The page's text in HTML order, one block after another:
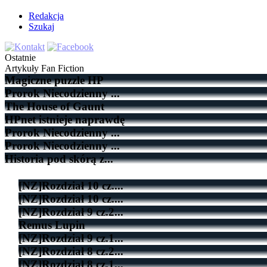
Redakcja
Szukaj
Ostatnie
Artykuły Fan Fiction
Magiczne puzzle HP
Prorok Niecodzienny ...
The House of Gaunt
HPnet istnieje naprawdę
Prorok Niecodzienny ...
Prorok Niecodzienny ...
Historia pod skórą z...
[NZ]Rozdział 10 cz....
[NZ]Rozdział 10 cz....
[NZ]Rozdział 9 cz.2...
Remus Lupin
[NZ]Rozdział 9 cz.1...
[NZ]Rozdział 8 cz.2...
[NZ]Rozdział 8 cz.1...